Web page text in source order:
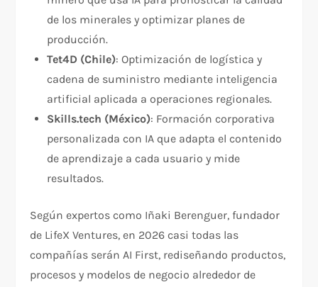
de los minerales y optimizar planes de
producción.
Tet4D (Chile): Optimización de logística y
cadena de suministro mediante inteligencia
artificial aplicada a operaciones regionales.
Skills.tech (México): Formación corporativa
personalizada con IA que adapta el contenido
de aprendizaje a cada usuario y mide
resultados.
Según expertos como Iñaki Berenguer, fundador
de LifeX Ventures, en 2026 casi todas las
compañías serán AI First, rediseñando productos,
procesos y modelos de negocio alrededor de